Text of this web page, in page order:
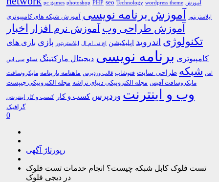
pc games photoshop PHP seo Technology wordpress theme آموزش
ایلاستریتور آموزش برنامه نویسی آموزش شبکه های کامپیوتری
آموزش طراحی وب آموزش نرم افزار اخبار
تکنولوژی اندروید اپلیکیشن اچ تی ام ال ایلاستریتور بازی بازی های
کامپیوتری برنامه نویسی دیجیتال مارکتینگ سئو سی اس
اس شبکه طراحی سایت فتوشاپ قالب وردپرس ماهنامه بازینامه مایکروسافت
مایکروسافت آفیس مجله الکترونیکی دنیای تراشه مجله الکترونیکی چیپست
وب و اینترنت وردپرس کسب و کار کسب و کار اینترنتی
گرافیک
0
رپورتاژ آگهی
تست فلوک کابل شبکه چیست؟ انجام خدمات تست فلوک
در دیجی فلوک